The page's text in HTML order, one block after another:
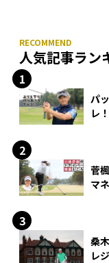
人気記事ラン
パ
レ
菅
マ
桑
レ